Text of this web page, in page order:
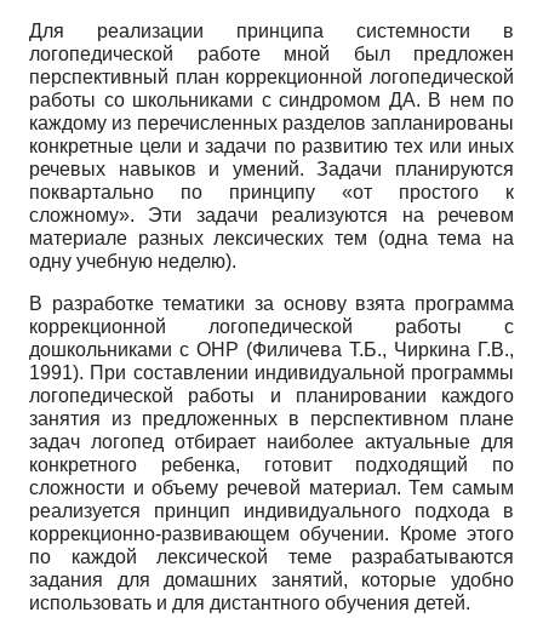
Для реализации принципа системности в
логопедической работе мной был предложен
перспективный план коррекционной логопедической
работы со школьниками с синдромом ДА. В нем по
каждому из перечисленных разделов запланированы
конкретные цели и задачи по развитию тех или иных
речевых навыков и умений. Задачи планируются
поквартально по принципу «от простого к
сложному». Эти задачи реализуются на речевом
материале разных лексических тем (одна тема на
одну учебную неделю).
В разработке тематики за основу взята программа
коррекционной логопедической работы с
дошкольниками с ОНР (Филичева Т.Б., Чиркина Г.В.,
1991). При составлении индивидуальной программы
логопедической работы и планировании каждого
занятия из предложенных в перспективном плане
задач логопед отбирает наиболее актуальные для
конкретного ребенка, готовит подходящий по
сложности и объему речевой материал. Тем самым
реализуется принцип индивидуального подхода в
коррекцион­но-развивающем обучении. Кроме этого
по каждой лексической теме разрабатываются
задания для домашних занятий, которые удобно
использовать и для дис­тантного обучения детей.